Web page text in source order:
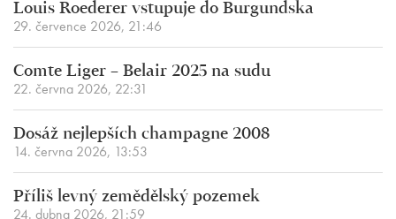
Louis Roederer vstupuje do Burgundska
29. července 2026, 21:46
Comte Liger – Belair 2025 na sudu
22. června 2026, 22:31
Dosáž nejlepších champagne 2008
14. června 2026, 13:53
Příliš levný zemědělský pozemek
24. dubna 2026, 21:59